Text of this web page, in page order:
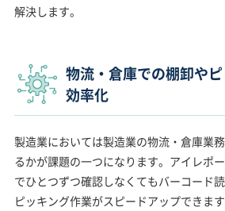
解決します。
物流・倉庫での棚卸や
効率化
製造業においては製造業の物流・倉庫業
るかが課題の一つになります。アイレポ
でひとつずつ確認しなくてもバーコード
ピッキング作業がスピードアップできま